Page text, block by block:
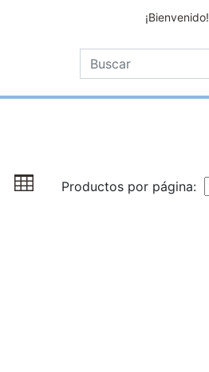
¡Bienvenido!
Productos por página: